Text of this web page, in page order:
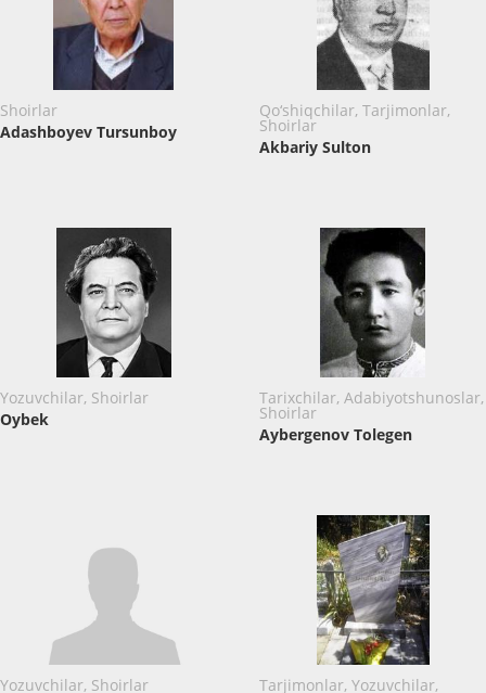
Shoirlar
Adashboyev Tursunboy
Qo‘shiqchilar, Tarjimonlar,
Shoirlar
Akbariy Sulton
Yozuvchilar, Shoirlar
Oybek
Tarixchilar, Adabiyotshunoslar,
Shoirlar
Aybergenov Tolegen
Yozuvchilar, Shoirlar
Tarjimonlar, Yozuvchilar,